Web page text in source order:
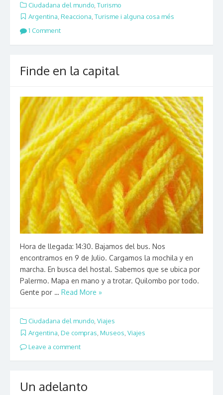
Ciudadana del mundo Turismo
Argentina Reacciona Turisme i alguna cosa més
1 Comment
Finde en la capital
Hora de llegada: 14:30. Bajamos del bus. Nos
encontramos en 9 de Julio. Cargamos la mochila y en
marcha. En busca del hostal. Sabemos que se ubica por
Palermo. Mapa en mano y a trotar. Quilombo por todo.
Gente por … Read More »
Ciudadana del mundo, Viajes
Argentina De compras Museos Viajes
Leave a comment
Un adelanto